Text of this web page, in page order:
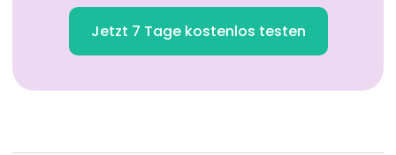
Jetzt 7 Tage kostenlos testen